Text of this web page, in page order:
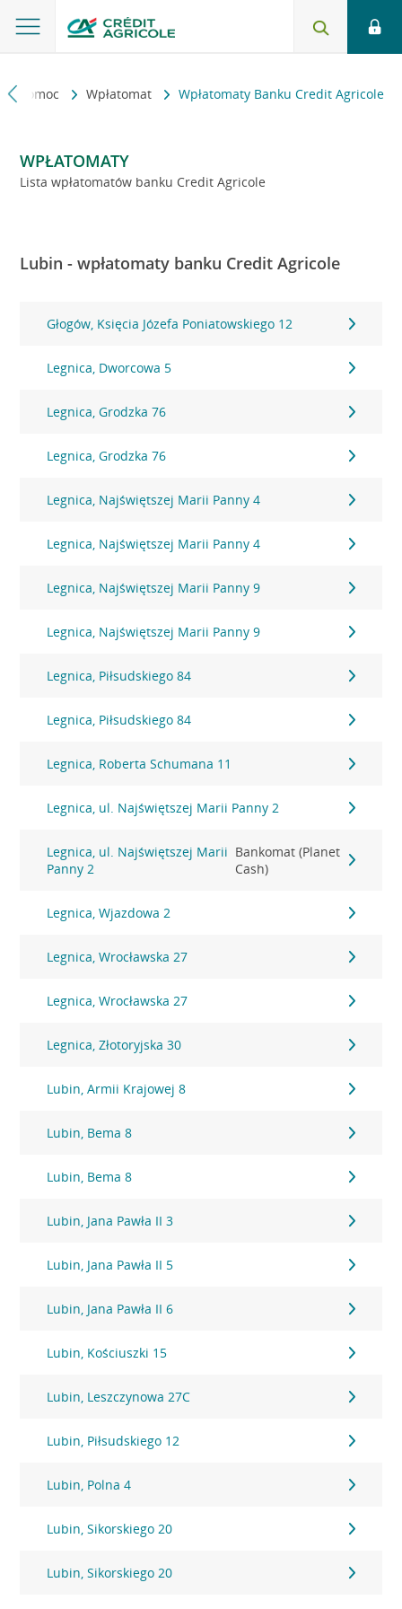
i pomoc Wpłatomat Wpłatomaty Banku Credit Agricole
WPŁATOMATY
Lista wpłatomatów banku Credit Agricole
Lubin - wpłatomaty banku Credit Agricole
Głogów, Księcia Józefa Poniatowskiego 12
Legnica, Dworcowa 5
Legnica, Grodzka 76
Legnica, Grodzka 76
Legnica, Najświętszej Marii Panny 4
Legnica, Najświętszej Marii Panny 4
Legnica, Najświętszej Marii Panny 9
Legnica, Najświętszej Marii Panny 9
Legnica, Piłsudskiego 84
Legnica, Piłsudskiego 84
Legnica, Roberta Schumana 11
Legnica, ul. Najświętszej Marii Panny 2
Legnica, ul. Najświętszej Marii
Panny 2
Bankomat (Planet
Cash)
Legnica, Wjazdowa 2
Legnica, Wrocławska 27
Legnica, Wrocławska 27
Legnica, Złotoryjska 30
Lubin, Armii Krajowej 8
Lubin, Bema 8
Lubin, Bema 8
Lubin, Jana Pawła II 3
Lubin, Jana Pawła II 5
Lubin, Jana Pawła II 6
Lubin, Kościuszki 15
Lubin, Leszczynowa 27C
Lubin, Piłsudskiego 12
Lubin, Polna 4
Lubin, Sikorskiego 20
Lubin, Sikorskiego 20